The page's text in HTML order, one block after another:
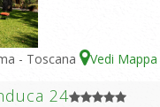
- Toscana Vedi Mappa
24